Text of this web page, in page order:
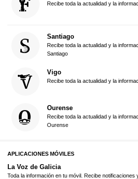
Recibe toda la actualidad y la
Santiago
Recibe toda la actualidad y la
Santiago
Vigo
Recibe toda la actualidad y la
Ourense
Recibe toda la actualidad y la
Ourense
APLICACIONES MÓVILES
La Voz de Galicia
Toda la información en tu móvil. Recibe notificaciones